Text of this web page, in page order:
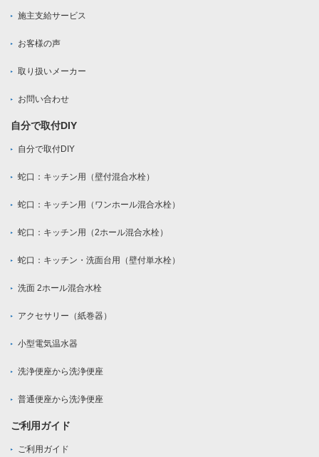
施主支給サービス
お客様の声
取り扱いメーカー
お問い合わせ
自分で取付DIY
自分で取付DIY
蛇口：キッチン用（壁付混合水栓）
蛇口：キッチン用（ワンホール混合水栓）
蛇口：キッチン用（2ホール混合水栓）
蛇口：キッチン・洗面台用（壁付単水栓）
洗面 2ホール混合水栓
アクセサリー（紙巻器）
小型電気温水器
洗浄便座から洗浄便座
普通便座から洗浄便座
ご利用ガイド
ご利用ガイド